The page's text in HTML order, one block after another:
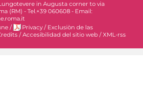
in Augusta corner to via
(RM) - Tel.+39 060608 - Email:
/ Privacy / Exclusiòn de las
/ Accesibilidad del sitio web / XML-rss